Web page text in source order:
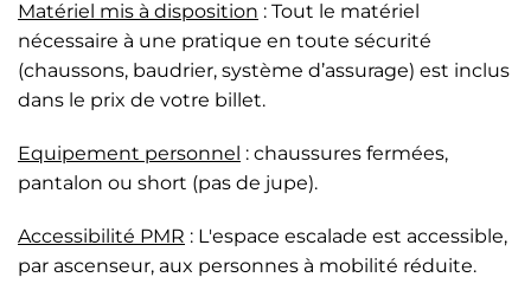
Matériel mis à disposition : Tout le matériel
nécessaire à une pratique en toute sécurité
(chaussons, baudrier, système d’assurage) est inclus
dans le prix de votre billet.
Equipement personnel : chaussures fermées,
pantalon ou short (pas de jupe).
Accessibilité PMR : L'espace escalade est accessible,
par ascenseur, aux personnes à mobilité réduite.